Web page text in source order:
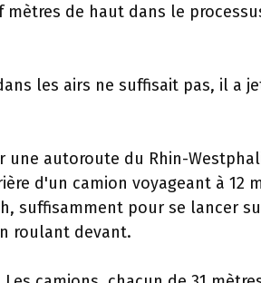
de haut dans le
les airs ne suffisait pas, il a
une autoroute du Rhin-
d'un camion voyageant à
suffisamment pour se lancer
roulant devant.